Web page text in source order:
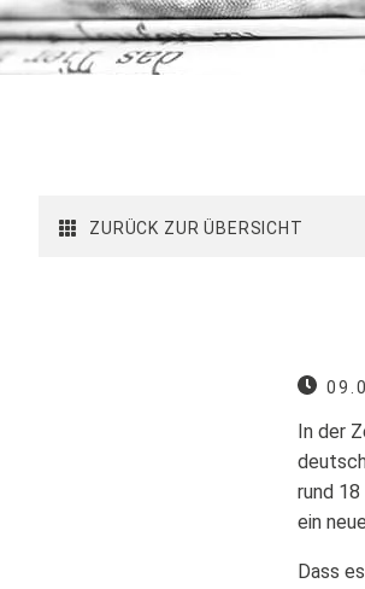
ZURÜCK ZUR ÜBERSICHT
In der
rund
ein
Dass